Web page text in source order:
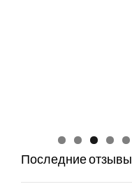
Последние отзывы